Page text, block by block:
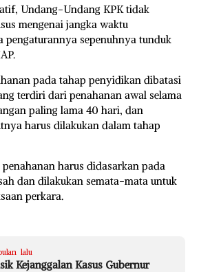
Undang-Undang KPK tidak
mengenai jangka waktu
pengaturannya sepenuhnya tunduk
pada tahap penyidikan dibatasi
terdiri dari penahanan awal selama
paling lama 40 hari, dan
harus dilakukan dalam tahap
harus didasarkan pada
dan dilakukan semata-mata untuk
perkara.
lalu
Kejanggalan Kasus Gubernur